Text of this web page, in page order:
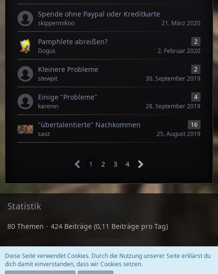
Spende ohne Paypal oder Kreditkarte
skippermikno 21. März 2020
Pamphlete abreißen?
2
Dogus
2. Februar 2020
Kleinere Probleme
2
stewpit
30. September 2019
Einige "Probleme"
4
karenin
28. September 2019
"übertalentierte" Nachkommen
16
saxz
25. August 2019
1 2 3 4
Statistik
80 Themen 424 Beiträge (0,11 Beiträge pro Tag)
Datenschutzerklärung Kontakt Impressum
Diese Seite verwendet Cookies. Durch die Nutzung unserer Seite erklärst du
dich damit einverstanden, dass wir Cookies setzen.